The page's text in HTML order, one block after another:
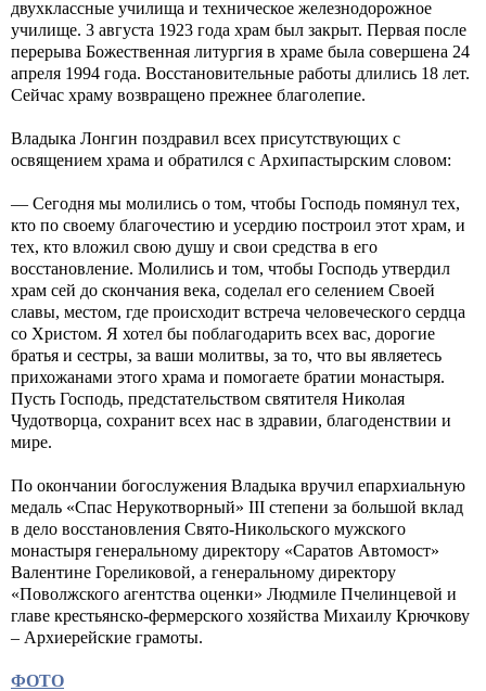
двухклассные училища и техническое железнодорожное
училище. 3 августа 1923 года храм был закрыт. Первая после
перерыва Божественная литургия в храме была совершена 24
апреля 1994 года. Восстановительные работы длились 18 лет.
Сейчас храму возвращено прежнее благолепие.
Владыка Лонгин поздравил всех присутствующих с
освящением храма и обратился с Архипастырским словом:
— Сегодня мы молились о том, чтобы Господь помянул тех,
кто по своему благочестию и усердию построил этот храм, и
тех, кто вложил свою душу и свои средства в его
восстановление. Молились и том, чтобы Господь утвердил
храм сей до скончания века, соделал его селением Своей
славы, местом, где происходит встреча человеческого сердца
со Христом. Я хотел бы поблагодарить всех вас, дорогие
братья и сестры, за ваши молитвы, за то, что вы являетесь
прихожанами этого храма и помогаете братии монастыря.
Пусть Господь, предстательством святителя Николая
Чудотворца, сохранит всех нас в здравии, благоденствии и
мире.
По окончании богослужения Владыка вручил епархиальную
медаль «Спас Нерукотворный» III степени за большой вклад
в дело восстановления Свято-Никольского мужского
монастыря генеральному директору «Саратов Автомост»
Валентине Гореликовой, а генеральному директору
«Поволжского агентства оценки» Людмиле Пчелинцевой и
главе крестьянско-фермерского хозяйства Михаилу Крючкову
– Архиерейские грамоты.
ФОТО